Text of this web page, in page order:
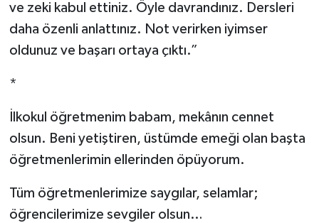
ve zeki kabul ettiniz. Öyle davrandınız. Dersleri
daha özenli anlattınız. Not verirken iyimser
oldunuz ve başarı ortaya çıktı.”
*
İlkokul öğretmenim babam, mekânın cennet
olsun. Beni yetiştiren, üstümde emeği olan başta
öğretmenlerimin ellerinden öpüyorum.
Tüm öğretmenlerimize saygılar, selamlar;
öğrencilerimize sevgiler olsun…